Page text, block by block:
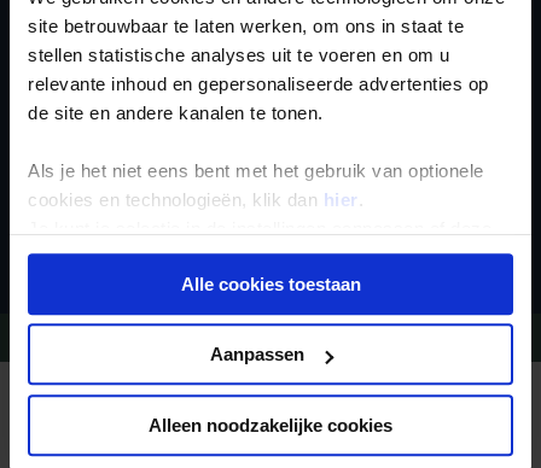
site betrouwbaar te laten werken, om ons in staat te
stellen statistische analyses uit te voeren en om u
relevante inhoud en gepersonaliseerde advertenties op
de site en andere kanalen te tonen.
Als je het niet eens bent met het gebruik van optionele
cookies en technologieën, klik dan hier .
onder aan de pagina op elk gewenst moment voor de
toekomst wijzigen.Alle cookies toestaan
Aanpassen
Alleen noodzakelijke cookies
nieuwsbrief
Inschrijven
Waarom Koning Aap?